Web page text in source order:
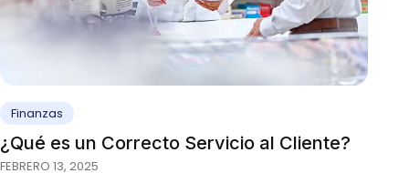
Finanzas
¿Qué es un Correcto Servicio al Cliente?
FEBRERO 13, 2025